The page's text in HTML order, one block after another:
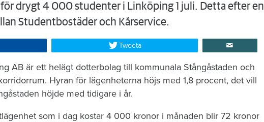
drygt 4 000 studenter i Linköping 1 juli. Detta efter en
Studentbostäder och Kårservice.
Tweeta
AB är ett helägt dotterbolag till kommunala Stångåstaden och
Hyran för lägenheterna höjs med 1,8 procent, det vill
höjde med tidigare i år.
som i dag kostar 4 000 kronor i månaden blir 72 kronor